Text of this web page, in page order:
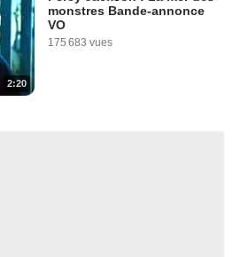
2:20
monstres Bande-annonce
VO
175 683 vues